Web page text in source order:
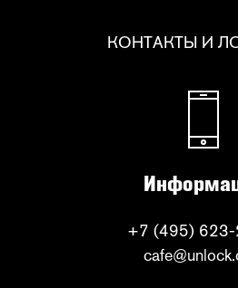
КОНТАКТЫ И
+7 (495)